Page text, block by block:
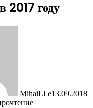
2017 году
MihaiLLe13.09.2018